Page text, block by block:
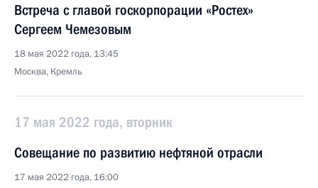
Встреча с главой госкорпорации «Ростех»
Сергеем Чемезовым
18 мая 2022 года, 13:45
Москва, Кремль
17 мая 2022 года, вторник
Совещание по развитию нефтяной отрасли
17 мая 2022 года, 16:00